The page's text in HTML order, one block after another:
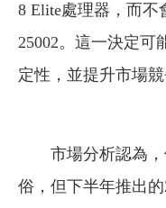
8 Elite處理器，而不
25002。這一決定可
定性，並提升市場競
市場分析認為
俗，但下半年推出